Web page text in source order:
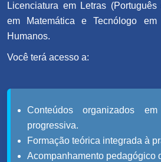
Licenciatura em Letras
em Matemática e Tecnólogo
Humanos.
Você terá acesso a:
Conteúdos organizados
progressiva.
Formação teórica integrada à
Acompanhamento pedagógico